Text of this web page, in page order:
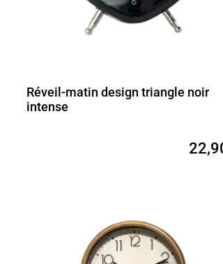
Réveil-matin design triangle noir
intense